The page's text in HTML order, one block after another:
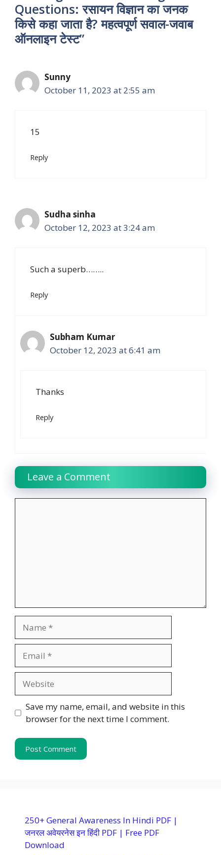
Questions: रसायन विज्ञान का जनक
किसे कहा जाता है? महत्वपूर्ण सवाल-जवाब
ऑनलाइन टेस्ट”
Sunny
October 11, 2023 at 2:55 am
15
Reply
Sudha sinha
October 12, 2023 at 3:24 am
Such a superb……..
Reply
Subham Kumar
October 12, 2023 at 6:41 am
Thanks
Reply
Leave a Comment
Save my name, email, and website in this
browser for the next time I comment.
250+ General Awareness In Hindi PDF |
जनरल अवेयरनेस इन हिंदी PDF | Free PDF
Download